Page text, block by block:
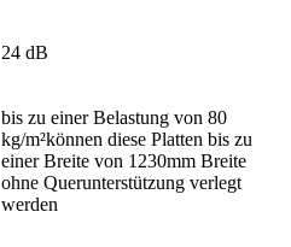
24 dB
bis zu einer Belastung von 80
kg/m²können diese Platten bis zu
einer Breite von 1230mm Breite
ohne Querunterstützung verlegt
werden